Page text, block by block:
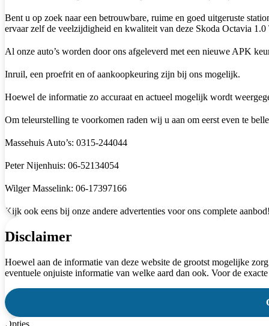
Bent u op zoek naar een betrouwbare, ruime en goed uitgeruste
ervaar zelf de veelzijdigheid en kwaliteit van deze Skoda Octavia
Al onze auto’s worden door ons afgeleverd met een nieuwe APK
Inruil, een proefrit en of aankoopkeuring zijn bij ons mogelijk.
Hoewel de informatie zo accuraat en actueel mogelijk wordt
Om teleurstelling te voorkomen raden wij u aan om eerst even te
Massehuis Auto’s: 0315-244044
Peter Nijenhuis: 06-52134054
Wilger Masselink: 06-17397166
Kijk ook eens bij onze andere advertenties voor ons complete
Disclaimer
Hoewel aan de informatie van deze website de grootst mogelijke
eventuele onjuiste informatie van welke aard dan ook. Voor de
Opties